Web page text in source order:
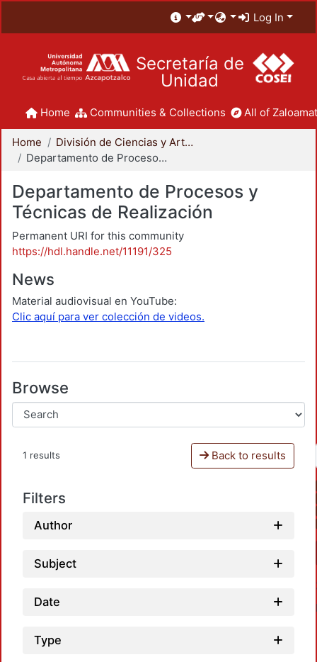
Log In
Secretaría de
Unidad
Home Communities & Collections All of
Home
División de Ciencias y Artes para el Diseño
Departamento de Procesos y Técnicas de Realización
Departamento de Procesos y
Técnicas de Realización
Permanent URI for this community
https://hdl.handle.net/11191/325
News
Material audiovisual en YouTube:
Clic aquí para ver colección de videos.
Browse
1 results Back to results
Filters
Author
Subject
Date
Type